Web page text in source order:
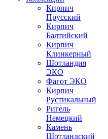
Кирпич
Прусский
Кирпич
Балтийский
Кирпич
Клинкерный
Шотландия
ЭКО
Фагот ЭКО
Кирпич
Рустикальный
Ригель
Немецкий
Камень
Шотландский